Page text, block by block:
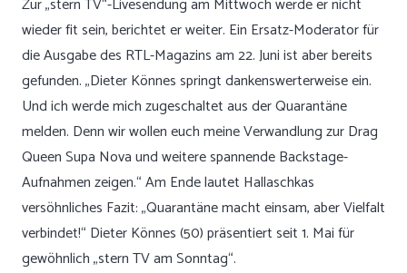
Zur „stern TV“-Livesendung am Mittwoch werde er nicht
wieder fit sein, berichtet er weiter. Ein Ersatz-Moderator für
die Ausgabe des RTL-Magazins am 22. Juni ist aber bereits
gefunden. „Dieter Könnes springt dankenswerterweise ein.
Und ich werde mich zugeschaltet aus der Quarantäne
melden. Denn wir wollen euch meine Verwandlung zur Drag
Queen Supa Nova und weitere spannende Backstage-
Aufnahmen zeigen.“ Am Ende lautet Hallaschkas
versöhnliches Fazit: „Quarantäne macht einsam, aber Vielfalt
verbindet!“ Dieter Könnes (50) präsentiert seit 1. Mai für
gewöhnlich „stern TV am Sonntag“.